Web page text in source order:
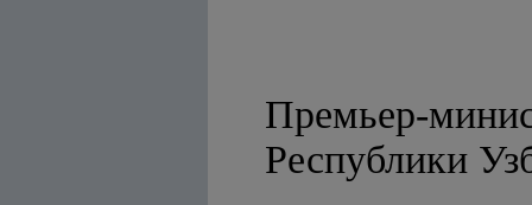
Премьер-